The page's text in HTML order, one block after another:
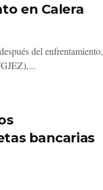
en Calera
del enfrentamiento,
bancarias